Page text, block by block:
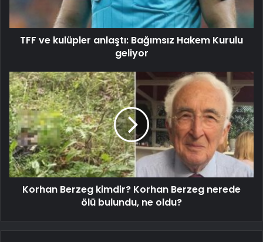
TFF ve kulüpler anlaştı: Bağımsız Hakem Kurulu
geliyor
Korhan Berzeg kimdir? Korhan Berzeg nerede
ölü bulundu, ne oldu?